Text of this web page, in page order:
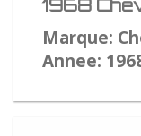
1968
Marque:
Annee: